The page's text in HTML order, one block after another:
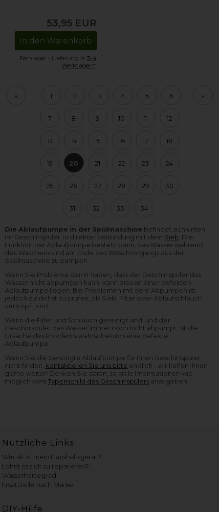
53,95 EUR
In den Warenkorb
Fernlager - Lieferung in 3-4
Werktagen*
« 1 2 3 4 5 6
7 8 9 10 11 12
13 14 15 16 17 18
19 20 21 22 23 24
25 26 27 28 29 30
31 32 33 34
»
Die Ablaufpumpe in der Spülmaschine befindet sich unten
im Geschirrspüler, in direkter Verbindung mit dem Sieb. Die
Funktion der Ablaufpumpe besteht darin, das Wasser während
des Waschens und am Ende des Waschvorgangs aus der
Spülmaschine zu pumpen.
Wenn Sie Probleme damit haben, dass der Geschirrspüler das
Wasser nicht abpumpen kann, kann dies an einer defekten
Ablaufpumpe liegen. Bei Problemen mit dem Abpumpen ist
jedoch zunächst zu prüfen, ob Sieb, Filter oder Ablaufschlauch
verstopft sind.
Wenn die Filter und Schlauch gereinigt sind, und der
Geschirrspüler das Wasser immer noch nicht abpumpt, ist die
Ursache des Problems wahrscheinlich eine defekte
Ablaufpumpe.
Wenn Sie die benötigte Ablaufpumpe für Ihren Geschirrspüler
nicht finden, kontaktieren Sie uns bitte endlich - wir helfen Ihnen
gerne weiter! Denken Sie daran, so viele Informationen wie
möglich vom Typenschild des Geschirrspülers anzugeben.
Nützliche Links
Wie alt ist mein Haushaltsgerät?
Lohnt es sich zu reparieren?
Wasserhärtegrad
Ersatzteile nach Marke
DIY-Hilfe